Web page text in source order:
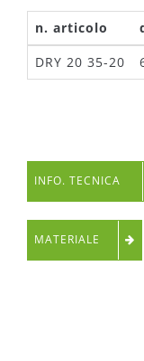
n. articolo
DRY 20 35-20
INFO. TECNICA
MATERIALE